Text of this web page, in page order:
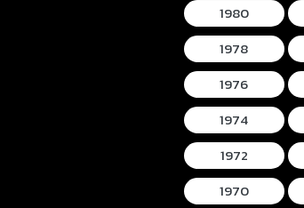
1980
1978
1976
1974
1972
1970